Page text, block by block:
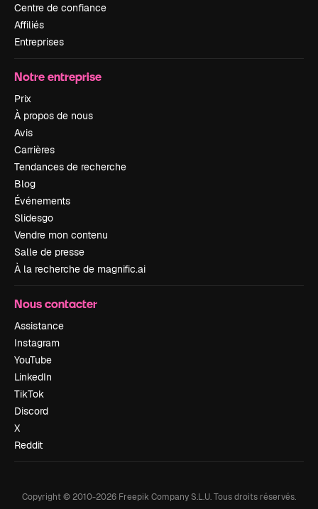
Centre de confiance
Affiliés
Entreprises
Notre entreprise
Prix
À propos de nous
Avis
Carrières
Tendances de recherche
Blog
Événements
Slidesgo
Vendre mon contenu
Salle de presse
À la recherche de magnific.ai
Nous contacter
Assistance
Instagram
YouTube
LinkedIn
TikTok
Discord
X
Reddit
Copyright © 2010-2026 Freepik Company S.L.U.Tous droits réservés.